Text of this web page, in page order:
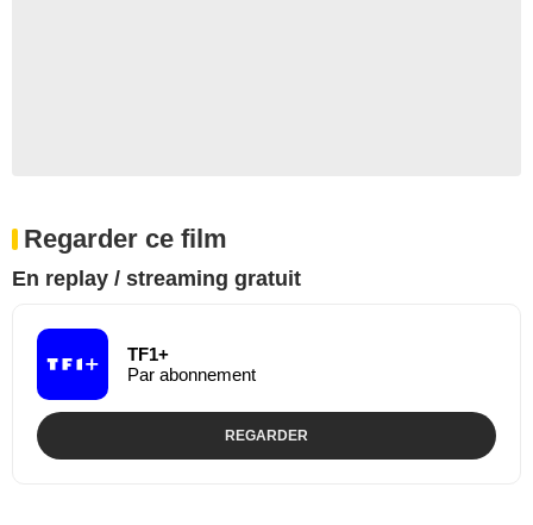
Regarder ce film
En replay / streaming gratuit
TF1+
Par abonnement
REGARDER